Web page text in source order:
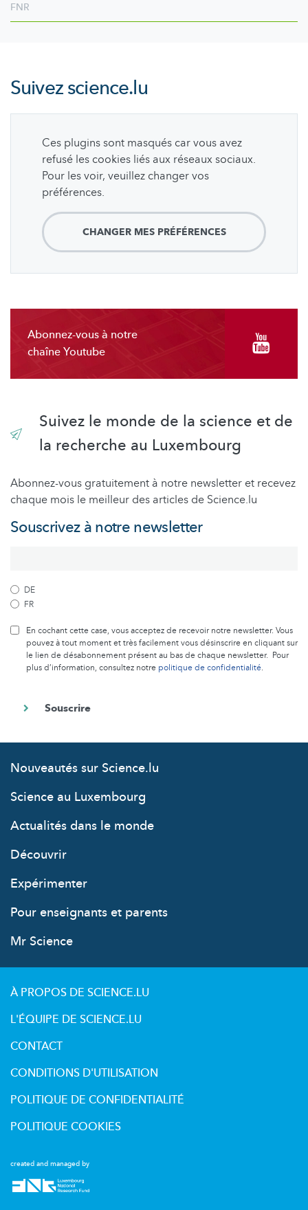
FNR
Suivezscience.lu
Ces plugins sont masqués car vous avez
refusé les cookies liés aux réseaux sociaux.
Pour les voir, veuillez changer vos
préférences.
CHANGER MES PRÉFÉRENCES
Abonnez-vous à notre
chaîne Youtube
Suivez le monde de la science et de
la recherche au Luxembourg
Abonnez-vous gratuitement à notre newsletter et recevez
chaque mois le meilleur des articles de Science.lu
Souscrivez à notre newsletter
DE
FR
En cochant cette case, vous acceptez de recevoir notre newsletter. Vous
pouvez à tout moment et très facilement vous désinscrire en cliquant sur
le lien de désabonnement présent au bas de chaque newsletter. Pour
plus d’information, consultez notre politique de confidentialité.
Nouveautés sur Science.lu
Science au Luxembourg
Actualités dans le monde
Découvrir
Expérimenter
Pour enseignants et parents
Mr Science
created and managed by
À PROPOS DE SCIENCE.LU
L'ÉQUIPE DE SCIENCE.LU
CONTACT
CONDITIONS D'UTILISATION
POLITIQUE DE CONFIDENTIALITÉ
POLITIQUE COOKIES